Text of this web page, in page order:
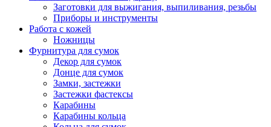
Заготовки для выжигания, выпиливания, резьбы
Приборы и инструменты
Работа с кожей
Ножницы
Фурнитура для сумок
Декор для сумок
Донце для сумок
Замки, застежки
Застежки фастексы
Карабины
Карабины кольца